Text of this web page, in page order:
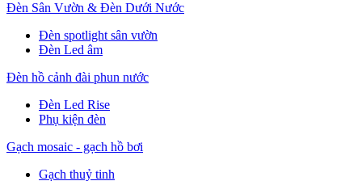
Đèn Sân Vườn & Đèn Dưới Nước
Đèn spotlight sân vườn
Đèn Led âm
Đèn hồ cảnh đài phun nước
Đèn Led Rise
Phụ kiện đèn
Gạch mosaic - gạch hồ bơi
Gạch thuỷ tinh